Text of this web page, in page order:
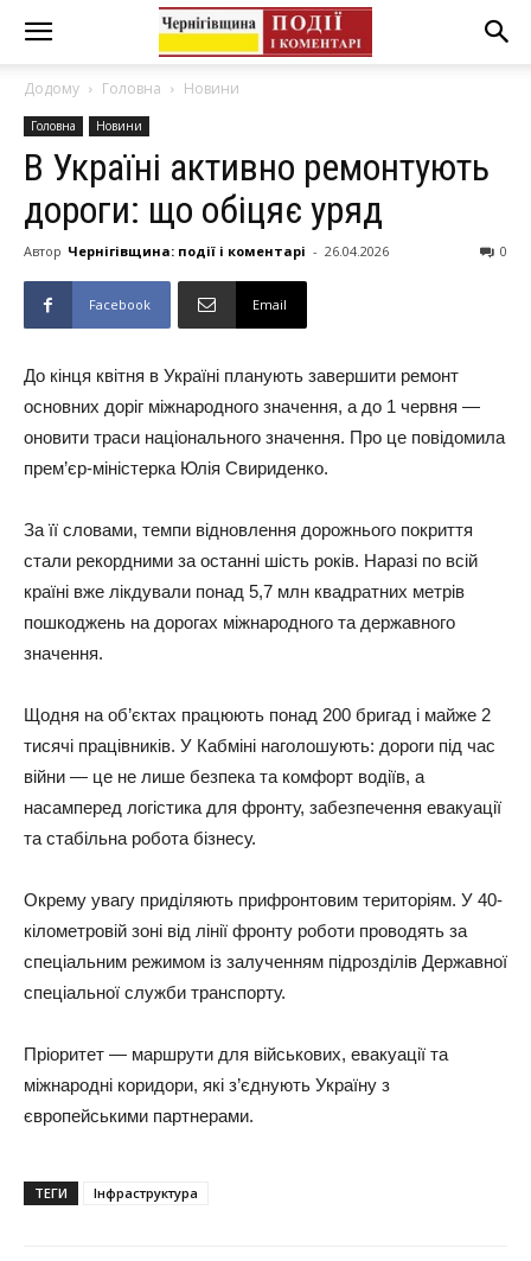
Додому Головна Новини
Головна Новини
В Україні активно ремонтують
дороги: що обіцяє уряд
Автор Чернігівщина: події і коментарі - 26.04.2026 0
Facebook Email
До кінця квітня в Україні планують завершити ремонт
основних доріг міжнародного значення, а до 1 червня —
оновити траси національного значення. Про це повідомила
прем’єр-міністерка Юлія Свириденко.
За її словами, темпи відновлення дорожнього покриття
стали рекордними за останні шість років. Наразі по всій
країні вже лікдували понад 5,7 млн квадратних метрів
пошкоджень на дорогах міжнародного та державного
значення.
Щодня на об’єктах працюють понад 200 бригад і майже 2
тисячі працівників. У Кабміні наголошують: дороги під час
війни — це не лише безпека та комфорт водіїв, а
насамперед логістика для фронту, забезпечення евакуації
та стабільна робота бізнесу.
Окрему увагу приділяють прифронтовим територіям. У 40-
кілометровій зоні від лінії фронту роботи проводять за
спеціальним режимом із залученням підрозділів Державної
спеціальної служби транспорту.
Пріоритет — маршрути для військових, евакуації та
міжнародні коридори, які з’єднують Україну з
європейськими партнерами.
ТЕГИ Інфраструктура